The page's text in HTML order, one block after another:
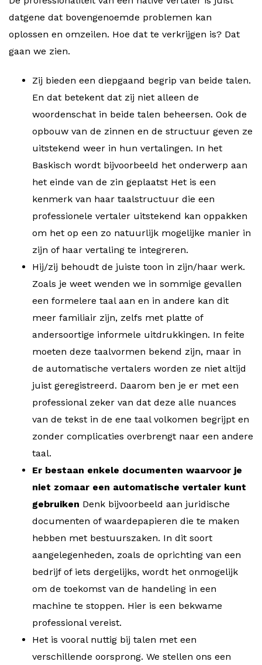
datgene dat bovengenoemde problemen kan
oplossen en omzeilen. Hoe dat te verkrijgen is? Dat
gaan we zien.
Zij bieden een diepgaand begrip van beide talen.
En dat betekent dat zij niet alleen de
woordenschat in beide talen beheersen. Ook de
opbouw van de zinnen en de structuur geven ze
uitstekend weer in hun vertalingen. In het
Baskisch wordt bijvoorbeeld het onderwerp aan
het einde van de zin geplaatst Het is een
kenmerk van haar taalstructuur die een
professionele vertaler uitstekend kan oppakken
om het op een zo natuurlijk mogelijke manier in
zijn of haar vertaling te integreren.
Hij/zij behoudt de juiste toon in zijn/haar werk.
Zoals je weet wenden we in sommige gevallen
een formelere taal aan en in andere kan dit
meer familiair zijn, zelfs met platte of
andersoortige informele uitdrukkingen. In feite
moeten deze taalvormen bekend zijn, maar in
de automatische vertalers worden ze niet altijd
juist geregistreerd. Daarom ben je er met een
professional zeker van dat deze alle nuances
van de tekst in de ene taal volkomen begrijpt en
zonder complicaties overbrengt naar een andere
taal.
Er bestaan enkele documenten waarvoor je
niet zomaar een automatische vertaler kunt
gebruiken Denk bijvoorbeeld aan juridische
documenten of waardepapieren die te maken
hebben met bestuurszaken. In dit soort
aangelegenheden, zoals de oprichting van een
bedrijf of iets dergelijks, wordt het onmogelijk
om de toekomst van de handeling in een
machine te stoppen. Hier is een bekwame
professional vereist.
Het is vooral nuttig bij talen met een
verschillende oorsprong. We stellen ons een